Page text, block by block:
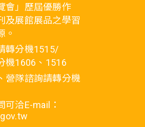
會」歷屆優勝作
及展館展品之學習
。
轉分機1515/
機1606、1516
營隊諮詢請轉分機
洽E-mail：